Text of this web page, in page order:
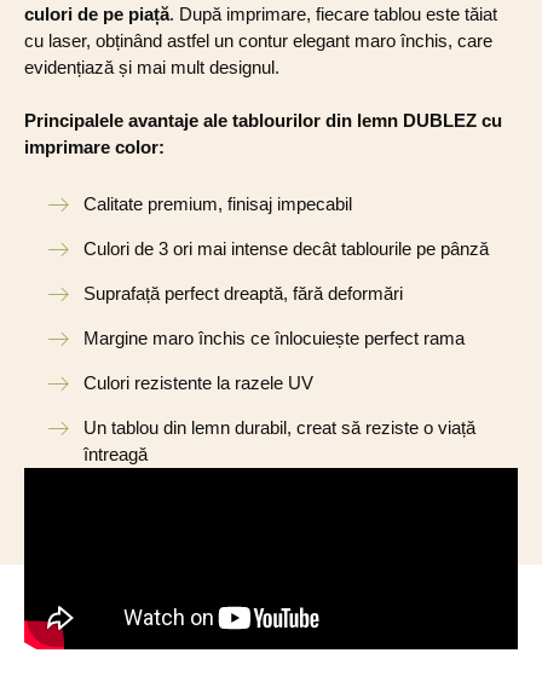
culori de pe piață. După imprimare, fiecare tablou este tăiat
cu laser, obținând astfel un contur elegant maro închis, care
evidențiază și mai mult designul.
Principalele avantaje ale tablourilor din lemn DUBLEZ cu
imprimare color:
Calitate premium, finisaj impecabil
Culori de 3 ori mai intense decât tablourile pe pânză
Suprafață perfect dreaptă, fără deformări
Margine maro închis ce înlocuiește perfect rama
Culori rezistente la razele UV
Un tablou din lemn durabil, creat să reziste o viață
întreagă